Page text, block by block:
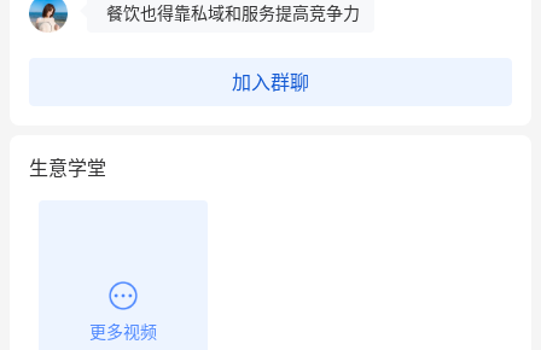
餐饮也得靠私域和服务提高竞争力
加入群聊
生意学堂
更多视频